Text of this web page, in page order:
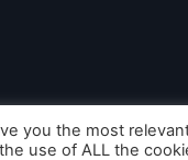
All Rights
you the most
use of ALL the